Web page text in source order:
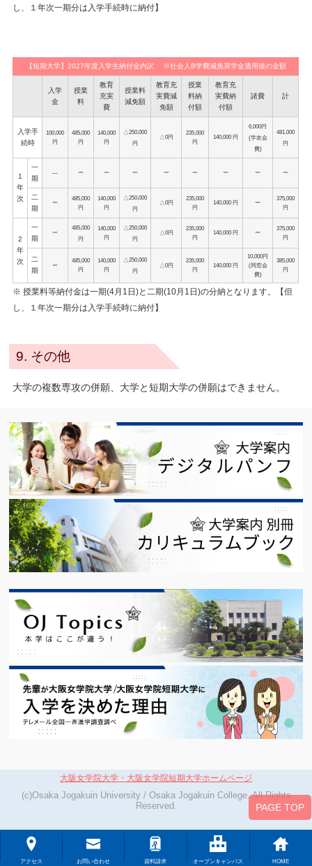
し、１年次一期分は入学手続時に納付】
【短期大学】2027年度入学生納付金内訳 ※社会人B学費減免奨学金適用後の金額
入学
金
授業
料
教育
充実
費
授業料
減免額
教育充
実費減
免額
授業
料納
付額
教育充
実費納
付額
諸費 計
入学手
続時
100,000
円
485,000
円
140,000
円
△250,000
円
△0円
235,000
円
140,000 円
6,000円
(学友会
費)
481,000
円
1
年
次
一
期
― ー ー ー ー ー ー ー ー
二
期
ー
485,000
円
140,000
円
△250,000
円
△0円
235,000
円
140,000 円 ー
375,000
円
2
年
次
一
期
ー
485,000
円
140,000
円
△250,000
円
△0円
235,000
円
140,000 円 ー
375,000
円
二
期
ー
485,000
円
140,000
円
△250,000
円
△0円
235,000
円
140,000 円
10,000円
(同窓会
費)
385,000
円
※ 授業料等納付金は一期(4月1日)と二期(10月1日)の分納となります。【但
し、１年次一期分は入学手続時に納付】
9. その他
大学の複数専攻の併願、大学と短期大学の併願はできません。
PAGE TOP
大阪女学院大学・大阪女学院短期大学ホームページ
(c)Osaka Jogakuin University / Osaka Jogakuin College. All Rights
Reserved.
アクセス お問い合わせ 資料請求 オープンキャンパス HOME